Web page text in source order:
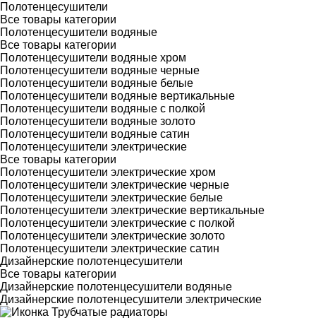
Полотенцесушители
Все товары категории
Полотенцесушители водяные
Все товары категории
Полотенцесушители водяные хром
Полотенцесушители водяные черные
Полотенцесушители водяные белые
Полотенцесушители водяные вертикальные
Полотенцесушители водяные с полкой
Полотенцесушители водяные золото
Полотенцесушители водяные сатин
Полотенцесушители электрические
Все товары категории
Полотенцесушители электрические хром
Полотенцесушители электрические черные
Полотенцесушители электрические белые
Полотенцесушители электрические вертикальные
Полотенцесушители электрические с полкой
Полотенцесушители электрические золото
Полотенцесушители электрические сатин
Дизайнерские полотенцесушители
Все товары категории
Дизайнерские полотенцесушители водяные
Дизайнерские полотенцесушители электрические